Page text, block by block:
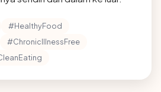
#HealthyFood
#ChronicIllnessFree